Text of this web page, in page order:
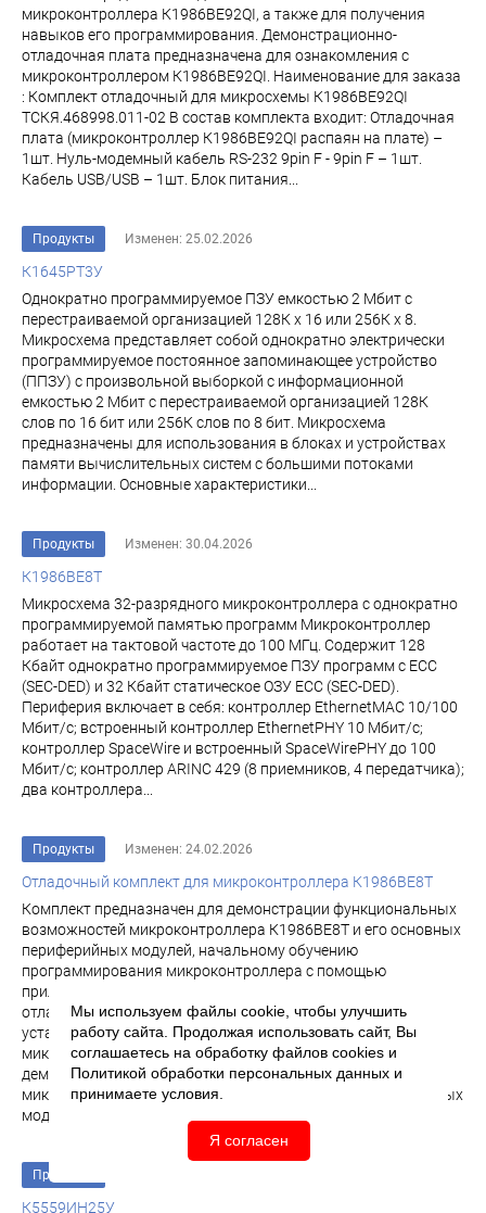
микроконтроллера К1986ВЕ92QI, а также для получения
навыков его программирования. Демонстрационно-
отладочная плата предназначена для ознакомления с
микроконтроллером К1986ВЕ92QI. Наименование для заказа
: Комплект отладочный для микросхемы К1986ВЕ92QI
ТСКЯ.468998.011-02 В состав комплекта входит: Отладочная
плата (микроконтроллер К1986ВЕ92QI распаян на плате) –
1шт. Нуль-модемный кабель RS-232 9pin F - 9pin F – 1шт.
Кабель USB/USB – 1шт. Блок питания...
Продукты Изменен: 25.02.2026
К1645РТ3У
Однократно программируемое ПЗУ емкостью 2 Мбит с
перестраиваемой организацией 128К х 16 или 256К х 8.
Микросхема представляет собой однократно электрически
программируемое постоянное за­поминающее устройство
(ППЗУ) с произвольной выборкой с информационной
емкостью 2 Мбит с пе­рестраиваемой организацией 128К
слов по 16 бит или 256К слов по 8 бит. Микросхема
предназначены для использования в блоках и устройствах
памя­ти вычислительных систем с большими потоками
информации. Основные характеристики...
Продукты Изменен: 30.04.2026
К1986ВЕ8Т
Микросхема 32-разрядного микроконтроллера с однократно
программируемой памятью программ Микроконтроллер
работает на тактовой частоте до 100 МГц. Содержит 128
Кбайт однократно программируемое ПЗУ программ c ECC
(SEC-DED) и 32 Кбайт статическое ОЗУ ECC (SEC-DED).
Периферия включает в себя: контроллер EthernetMAC 10/100
Мбит/с; встроенный контроллер EthernetPHY 10 Мбит/с;
контроллер SpaceWire и встроенный SpaceWirePHY до 100
Мбит/с; контроллер ARINC 429 (8 приемников, 4 передатчика);
два контроллера...
Продукты Изменен: 24.02.2026
Отладочный комплект для микроконтроллера К1986ВЕ8Т
Комплект предназначен для демонстрации функциональных
возможностей микроконтроллера К1986ВЕ8Т и его основных
периферийных модулей, начальному обучению
программирования микроконтроллера с помощью
прилагаемой демонстрационной программы, а также
отладки собственных проектов с применением
установленных на плате блоков. Отладочный комплект для
микроконтроллера К1986ВЕ8Т Комплект предназначен для
демонстрации функциональных возможностей
микроконтроллера К1986ВЕ8Т и его основных периферийных
модулей...
Продукты
К5559ИН25У
Мы используем файлы cookie, чтобы улучшить
работу сайта. Продолжая использовать сайт, Вы
соглашаетесь на обработку файлов cookies и
Политикой обработки персональных данных и
принимаете условия.
Я согласен